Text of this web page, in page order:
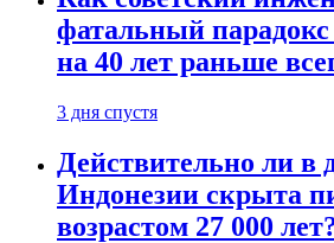
фатальный
на 40 лет раньше
3 дня спустя
Действительно ли в
Индонезии скрыта
возрастом 27 000